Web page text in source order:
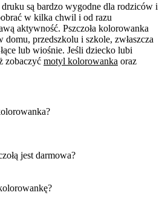
są bardzo wygodne dla rodziców i
w kilka chwil i od razu
aktywność. Pszczoła kolorowanka
domu, przedszkolu i szkole, zwłaszcza
lub wiośnie. Jeśli dziecko lubi
zobaczyć motyl kolorowanka oraz
jest darmowa?